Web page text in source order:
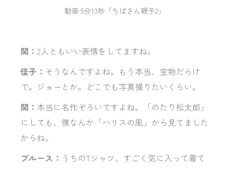
動画 5分13秒「ちばさん親子2」
関： 2人ともいい表情をしてますね。
佳子： そうなんですよね。もう本当、宝物だらけ
で。ジョーとか。どこでも写真撮りたいくらい。
関： 本当に名作ぞろいですよね。「のたり松太郎」
にしても、僕なんか「ハリスの風」から見てました
からね。
ブルース： うちのTシャツ、すごく気に入って着て